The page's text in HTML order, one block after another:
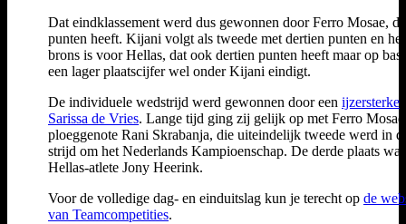
Dat eindklassement werd dus gewonnen door Ferro Mosae,
punten heeft. Kijani volgt als tweede met dertien punten en het
brons is voor Hellas, dat ook dertien punten heeft maar op
een lager plaatscijfer wel onder Kijani eindigt.
De individuele wedstrijd werd gewonnen door een ijzersterke
Sarissa de Vries. Lange tijd ging zij gelijk op met Ferro
ploeggenote Rani Skrabanja, die uiteindelijk tweede werd in
strijd om het Nederlands Kampioenschap. De derde plaats
Hellas-atlete Jony Heerink.
Voor de volledige dag- en einduitslag kun je terecht op de
van Teamcompetities.